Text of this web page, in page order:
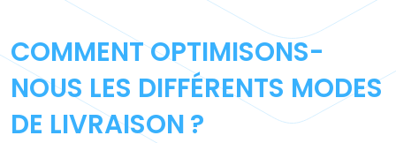
COMMENT OPTIMISONS-
NOUS LES DIFFÉRENTS MODES
DE LIVRAISON ?